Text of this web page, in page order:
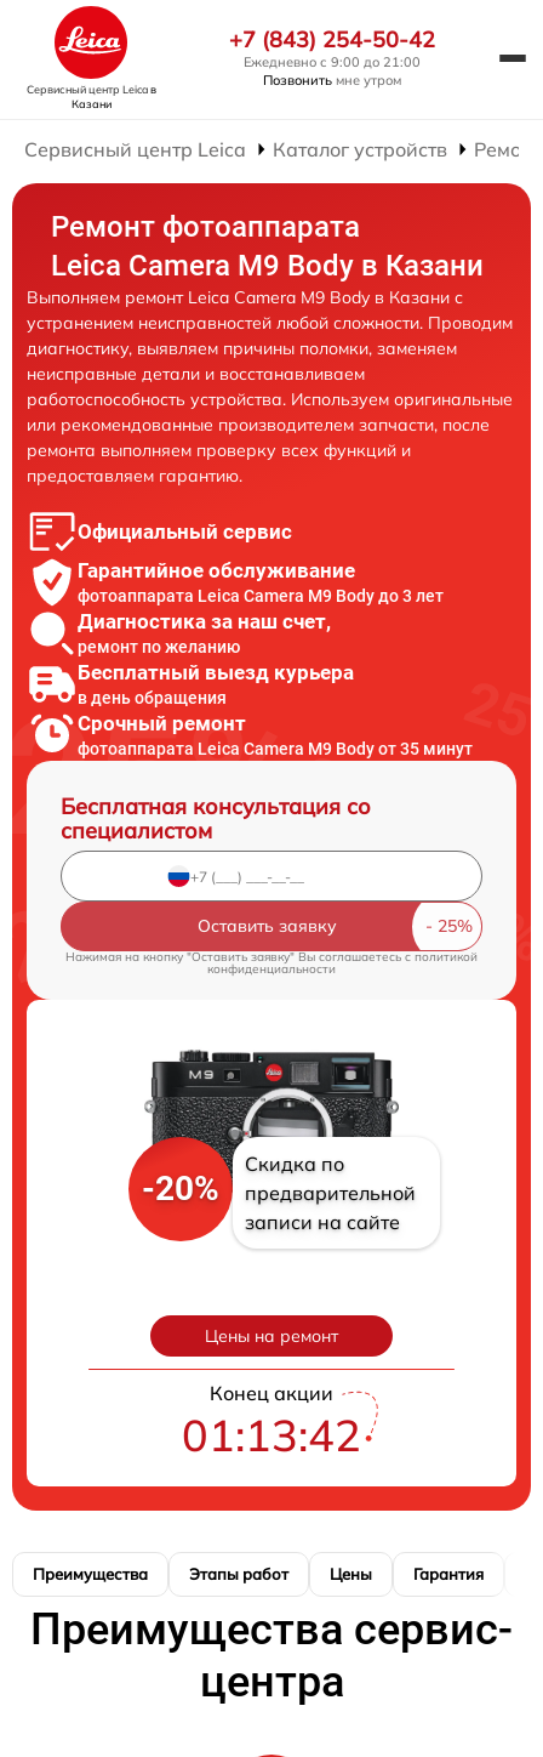
Сервисный центр Leicaв
Казани
+7 (843) 254-50-42
Ежедневно с 9:00 до 21:00
Позвонить мне утром
Сервисный центр Leica Каталог устройств
Ремонт фотоаппарата
Leica Camera M9 Body в Казани
Выполняем ремонт Leica Camera M9 Body в Казани с
устранением неисправностей любой сложности. Проводим
диагностику, выявляем причины поломки, заменяем
неисправные детали и восстанавливаем
работоспособность устройства. Используем оригинальные
или рекомендованные производителем запчасти, после
ремонта выполняем проверку всех функций и
предоставляем гарантию.
Официальный сервис
Гарантийное обслуживание
фотоаппарата Leica Camera M9 Body до 3 лет
Диагностика за наш счет,
ремонт по желанию
Бесплатный выезд курьера
в день обращения
Срочный ремонт
фотоаппарата Leica Camera M9 Body от 35 минут
Бесплатная консультация со
специалистом
Оставить заявку
Нажимая на кнопку "Оставить заявку" Вы соглашаетесь cполитикой
конфиденциальности
-20%
Скидка по
предварительной
записи на сайте
Цены на ремонт
Конец акции
01:13:41
Преимущества Этапы работ Цены Гарантия
Преимущества сервис-
центра